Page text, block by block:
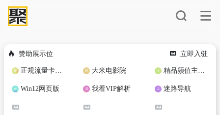
赞助展示位 立即入驻
正规流量卡免费加盟合作 大米电影院 精品颜值主播定制
Win12网页版 我看VIP解析 迷路导航